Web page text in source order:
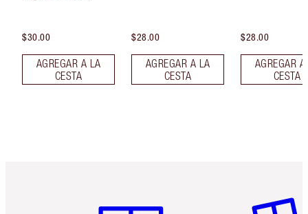
$30.00
AGREGAR A LA
CESTA
$28.00
AGREGAR A LA
CESTA
$28.00
AGREGAR
CESTA